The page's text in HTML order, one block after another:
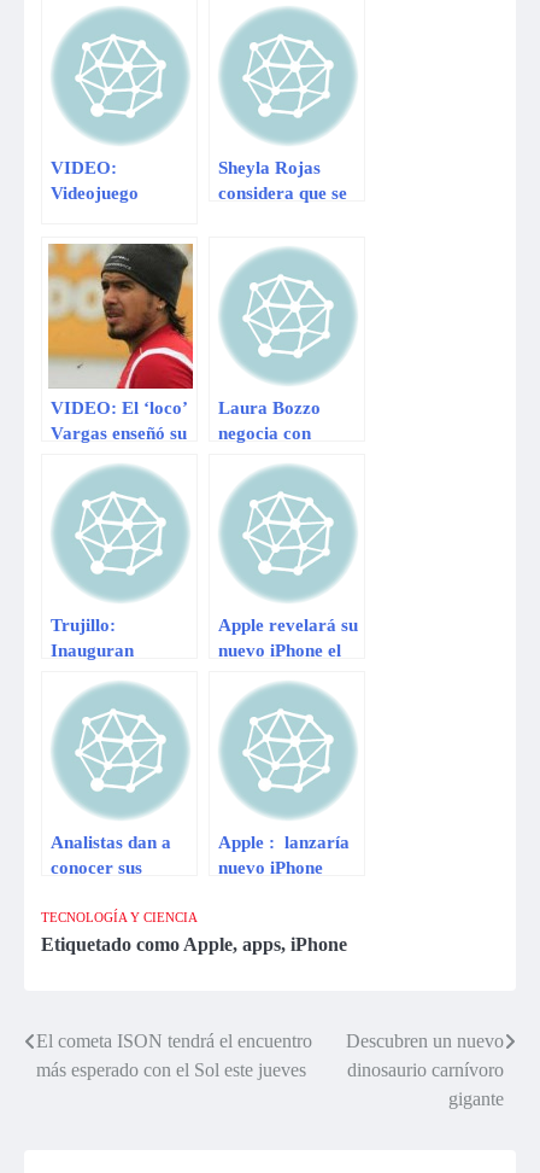
VIDEO:
Videojuego
Madness ya está
disponible para
iPad y iPhone
Sheyla Rojas
considera que se
su antiguo look
VIDEO: El ‘loco’
Vargas enseñó su
Tilsa Lozano en
un antiguo
reportaje
Laura Bozzo
negocia con
México para
miniserie sobre su
vida
Trujillo:
Inauguran
en el cumpleaños
de César Acuña
Apple revelará su
nuevo iPhone el
aseguran
Analistas dan a
conocer sus
sobre el próximo
iPhone
Apple : lanzaría
nuevo iPhone
TECNOLOGÍA Y CIENCIA
Etiquetado como Apple, apps, iPhone
Navegación
El cometa ISON tendrá el encuentro
más esperado con el Sol este jueves
Descubren un nuevo
dinosaurio carnívoro
gigante